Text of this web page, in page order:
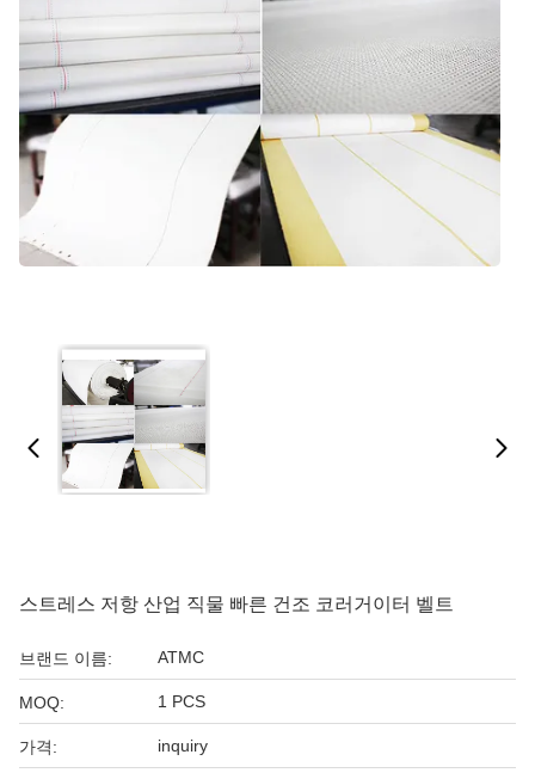
스트레스 저항 산업 직물 빠른 건조 코러거이터 벨트
브랜드 이름: ATMC
MOQ: 1 PCS
가격: inquiry